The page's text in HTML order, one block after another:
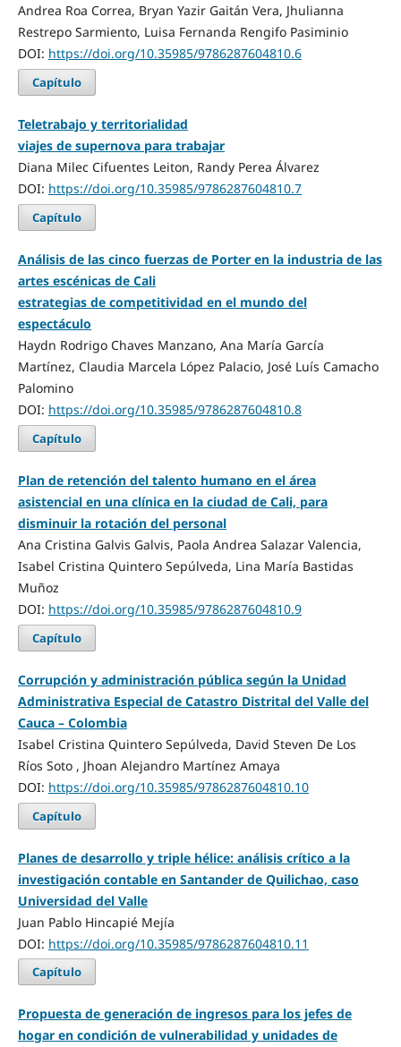
Andrea Roa Correa, Bryan Yazir Gaitán Vera, Jhulianna
Restrepo Sarmiento, Luisa Fernanda Rengifo Pasiminio
DOI: https://doi.org/10.35985/9786287604810.6
Capítulo
Teletrabajo y territorialidad
viajes de supernova para trabajar
Diana Milec Cifuentes Leiton, Randy Perea Álvarez
DOI: https://doi.org/10.35985/9786287604810.7
Capítulo
Análisis de las cinco fuerzas de Porter en la industria de las
artes escénicas de Cali
estrategias de competitividad en el mundo del
espectáculo
Haydn Rodrigo Chaves Manzano, Ana María García
Martínez, Claudia Marcela López Palacio, José Luís Camacho
Palomino
DOI: https://doi.org/10.35985/9786287604810.8
Capítulo
Plan de retención del talento humano en el área
asistencial en una clínica en la ciudad de Cali, para
disminuir la rotación del personal
Ana Cristina Galvis Galvis, Paola Andrea Salazar Valencia,
Isabel Cristina Quintero Sepúlveda, Lina María Bastidas
Muñoz
DOI: https://doi.org/10.35985/9786287604810.9
Capítulo
Corrupción y administración pública según la Unidad
Administrativa Especial de Catastro Distrital del Valle del
Cauca – Colombia
Isabel Cristina Quintero Sepúlveda, David Steven De Los
Ríos Soto , Jhoan Alejandro Martínez Amaya
DOI: https://doi.org/10.35985/9786287604810.10
Capítulo
Planes de desarrollo y triple hélice: análisis crítico a la
investigación contable en Santander de Quilichao, caso
Universidad del Valle
Juan Pablo Hincapié Mejía
DOI: https://doi.org/10.35985/9786287604810.11
Capítulo
Propuesta de generación de ingresos para los jefes de
hogar en condición de vulnerabilidad y unidades de